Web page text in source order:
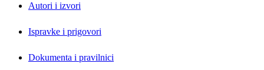
Autori i izvori
Ispravke i prigovori
Dokumenta i pravilnici